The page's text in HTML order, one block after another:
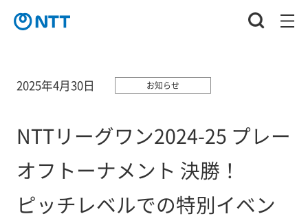
2025年4月30日 お知らせ
NTTリーグワン2024-25 プレー
オフトーナメント 決勝！
ピッチレベルでの特別イベン